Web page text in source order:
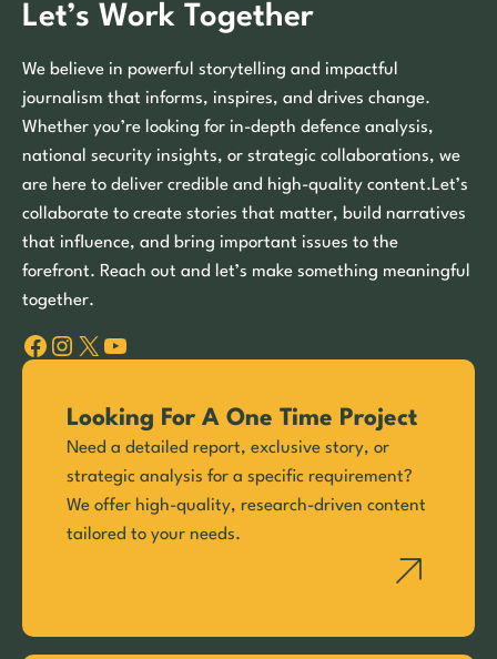
Let’s Work Together
We believe in powerful storytelling and impactful
journalism that informs, inspires, and drives change.
Whether you’re looking for in-depth defence analysis,
national security insights, or strategic collaborations, we
are here to deliver credible and high-quality content.Let’s
collaborate to create stories that matter, build narratives
that influence, and bring important issues to the
forefront. Reach out and let’s make something meaningful
together.
Facebook Instagram X YouTube
Looking For A One Time Project
Need a detailed report, exclusive story, or
strategic analysis for a specific requirement?
We offer high-quality, research-driven content
tailored to your needs.